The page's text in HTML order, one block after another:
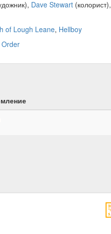
Dave Stewart(колорист),
of Lough Leane, Hellboy